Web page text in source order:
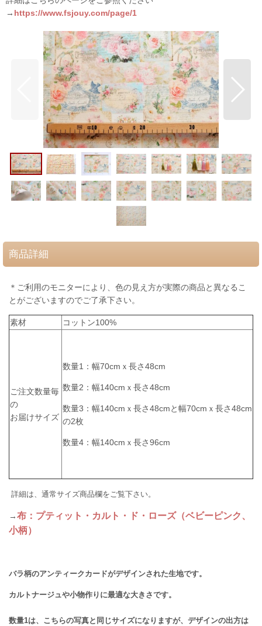
→ https://www.fsjouy.com/page/1
商品詳細
＊ご利用のモニターにより、色の見え方が実際の商品と異なるこ
とがございますのでご了承下さい。
素材 コットン100%
ご注文数量毎
の
お届けサイズ
数量1：幅70cmｘ長さ48cm
数量2：幅140cmｘ長さ48cm
数量3：幅140cmｘ長さ48cmと幅70cmｘ長さ48cm
の2枚
数量4：幅140cmｘ長さ96cm
詳細は、通常サイズ商品欄をご覧下さい。
→布：プティット・カルト・ド・ローズ（ベビーピンク、
小柄）
バラ柄のアンティークカードがデザインされた生地です。
カルトナージュや小物作りに最適な大きさです。
数量1は、こちらの写真と同じサイズになりますが、デザインの出方は